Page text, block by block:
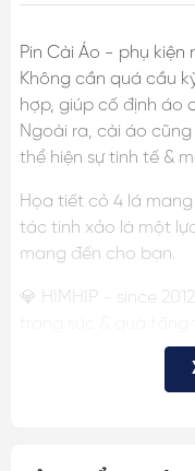
Pin Cài Áo - phụ
Không cần quá cầu
hợp, giúp cố định áo
Ngoài ra, cài áo
thể hiện sự tinh tế &
Họa tiết cỏ 4 lá
tác tinh xảo là một
mang đến cho bạn.
💎 HIMHIP - since
cấp & cao cấp,
tiết, đã cho ra mắt